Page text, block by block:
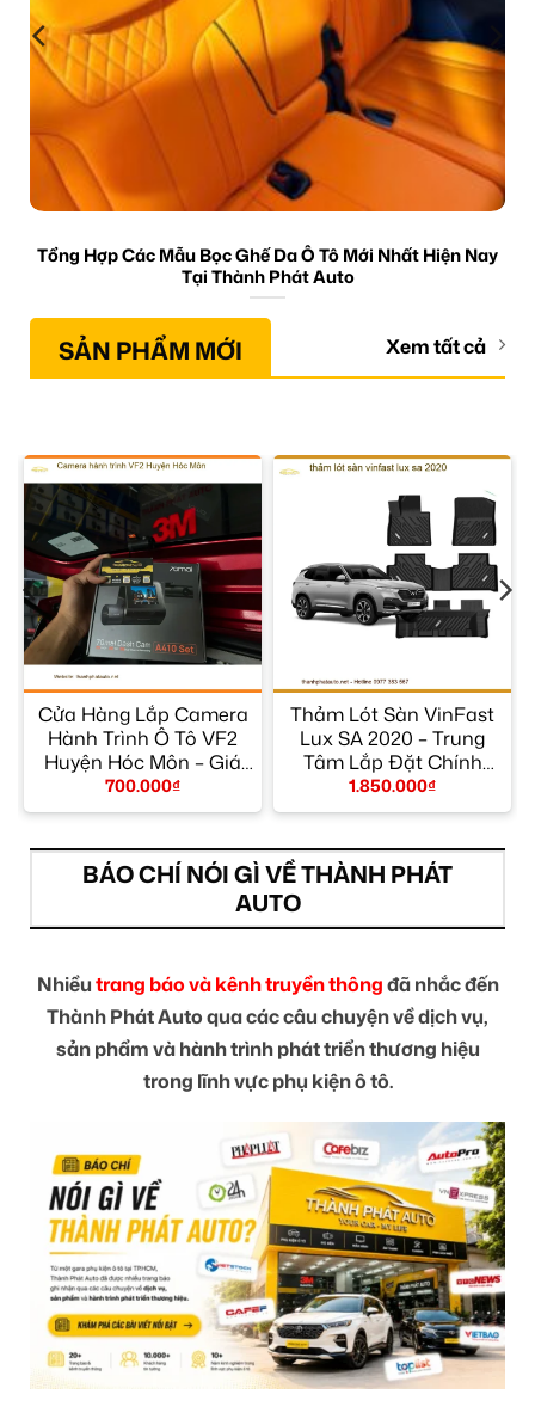
Tổng Hợp Các Mẫu Bọc Ghế Da Ô Tô Mới Nhất Hiện Nay
Tại Thành Phát Auto
SẢN PHẨM MỚI Xem tất cả
Cửa Hàng Lắp Camera
Hành Trình Ô Tô VF2
Huyện Hóc Môn – Giá
Tốt TPHCM
700.000₫
Thảm Lót Sàn VinFast
Lux SA 2020 – Trung
Tâm Lắp Đặt Chính
Hãng TPHCM
1.850.000₫
BÁO CHÍ NÓI GÌ VỀ THÀNH PHÁT
AUTO
Nhiềutrang báo và kênh truyền thôngđã nhắc đến
Thành Phát Auto qua các câu chuyện về dịch vụ,
sản phẩm và hành trình phát triển thương hiệu
trong lĩnh vực phụ kiện ô tô.